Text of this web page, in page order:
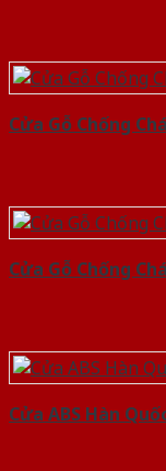
Cửa Gỗ Chống
Cửa Gỗ Chống
Cửa ABS Hàn